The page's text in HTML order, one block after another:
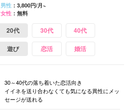
男性：3,800円/月~
女性：無料
20代 30代 40代
遊び 恋活 婚活
30～40代の落ち着いた恋活向き
イイネを送り合わなくても気になる異性にメッ
セージが送れる